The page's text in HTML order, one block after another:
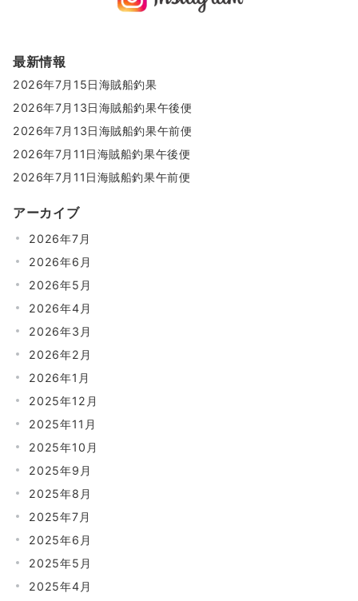
最新情報
2026年7月15日海賊船釣果
2026年7月13日海賊船釣果午後便
2026年7月13日海賊船釣果午前便
2026年7月11日海賊船釣果午後便
2026年7月11日海賊船釣果午前便
アーカイブ
2026年7月
2026年6月
2026年5月
2026年4月
2026年3月
2026年2月
2026年1月
2025年12月
2025年11月
2025年10月
2025年9月
2025年8月
2025年7月
2025年6月
2025年5月
2025年4月